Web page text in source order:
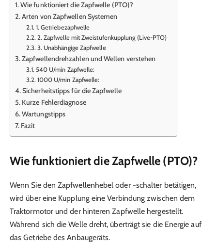
Wie funktioniert die Zapfwelle (PTO)?
Arten von Zapfwellen Systemen
1. Getriebezapfwelle
2. Zapfwelle mit Zweistufenkupplung (Live-PTO)
3. Unabhängige Zapfwelle
Zapfwellendrehzahlen und Wellen verstehen
540 U/min Zapfwelle:
1000 U/min Zapfwelle:
Sicherheitstipps für die Zapfwelle
Kurze Fehlerdiagnose
Wartungstipps
Fazit
Wie funktioniert die Zapfwelle (PTO)?
Wenn Sie den Zapfwellenhebel oder -schalter betätigen,
wird über eine Kupplung eine Verbindung zwischen dem
Traktormotor und der hinteren Zapfwelle hergestellt.
Während sich die Welle dreht, überträgt sie die Energie auf
das Getriebe des Anbaugeräts.